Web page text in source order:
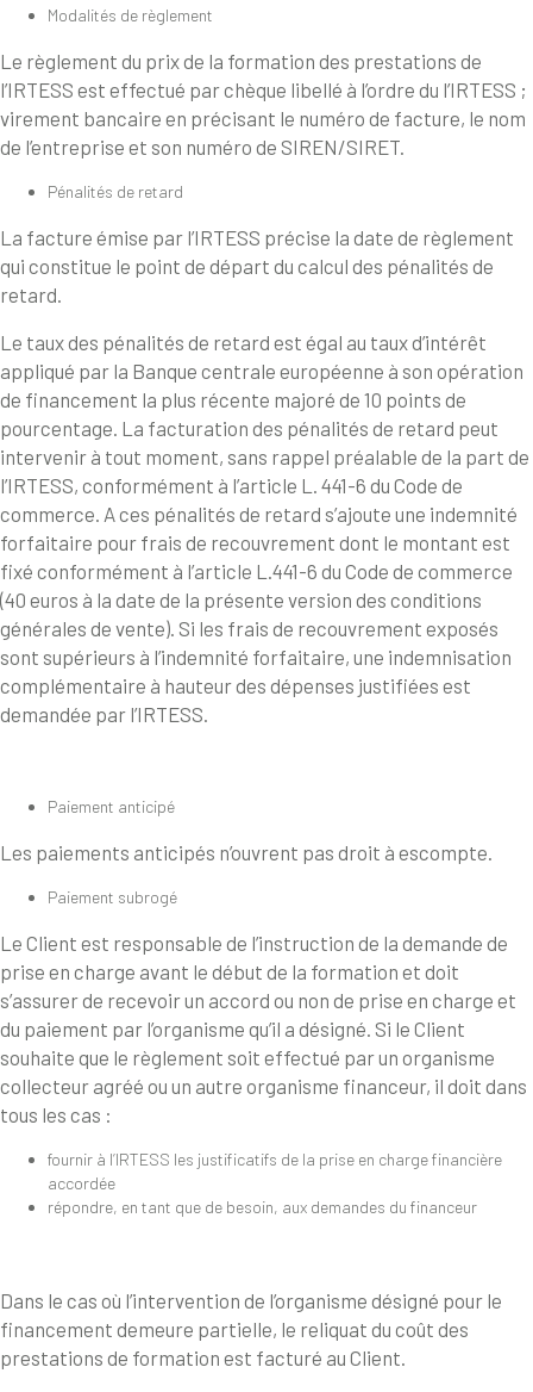
Modalités de règlement
Le règlement du prix de la formation des prestations de
l’IRTESS est effectué par chèque libellé à l’ordre du l’IRTESS ;
virement bancaire en précisant le numéro de facture, le nom
de l’entreprise et son numéro de SIREN/SIRET.
Pénalités de retard
La facture émise par l’IRTESS précise la date de règlement
qui constitue le point de départ du calcul des pénalités de
retard.
Le taux des pénalités de retard est égal au taux d’intérêt
appliqué par la Banque centrale européenne à son opération
de financement la plus récente majoré de 10 points de
pourcentage. La facturation des pénalités de retard peut
intervenir à tout moment, sans rappel préalable de la part de
l’IRTESS, conformément à l’article L. 441-6 du Code de
commerce. A ces pénalités de retard s’ajoute une indemnité
forfaitaire pour frais de recouvrement dont le montant est
fixé conformément à l’article L.441-6 du Code de commerce
(40 euros à la date de la présente version des conditions
générales de vente). Si les frais de recouvrement exposés
sont supérieurs à l’indemnité forfaitaire, une indemnisation
complémentaire à hauteur des dépenses justifiées est
demandée par l’IRTESS.
Paiement anticipé
Les paiements anticipés n’ouvrent pas droit à escompte.
Paiement subrogé
Le Client est responsable de l’instruction de la demande de
prise en charge avant le début de la formation et doit
s’assurer de recevoir un accord ou non de prise en charge et
du paiement par l’organisme qu’il a désigné. Si le Client
souhaite que le règlement soit effectué par un organisme
collecteur agréé ou un autre organisme financeur, il doit dans
tous les cas :
fournir à l’IRTESS les justificatifs de la prise en charge financière
accordée
répondre, en tant que de besoin, aux demandes du financeur
Dans le cas où l’intervention de l’organisme désigné pour le
financement demeure partielle, le reliquat du coût des
prestations de formation est facturé au Client.